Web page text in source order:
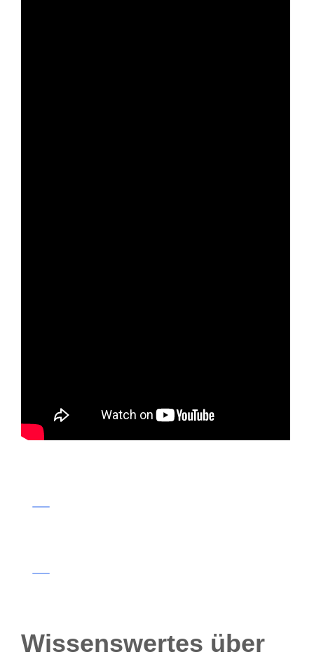
Wissenswertes über